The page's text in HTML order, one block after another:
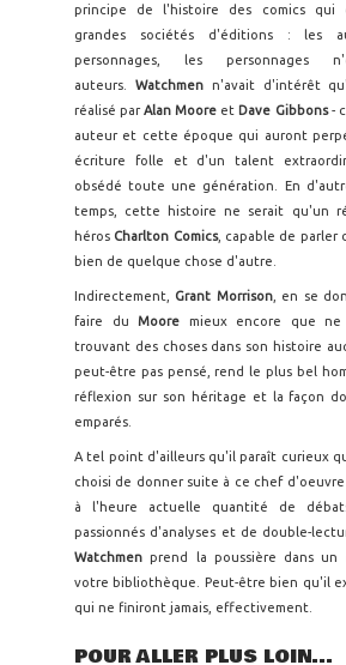
principe de l'histoire des comics qui
grandes sociétés d'éditions : les
personnages, les personnages
auteurs. Watchmenn'avait d'intérêt
réalisé parAlan Moore et Dave Gibbons-
auteur et cette époque qui auront
écriture folle et d'un talent
obsédé toute une génération. En
temps, cette histoire ne serait qu'un
héros Charlton Comics, capable de parler
bien de quelque chose d'autre.
Indirectement, Grant Morrison, en se
faire du Moore mieux encore que
trouvant des choses dans son histoire
peut-être pas pensé, rend le plus bel
réflexion sur son héritage et la façon
emparés.
A tel point d'ailleurs qu'il paraît curieux
choisi de donner suite à ce chef
à l'heure actuelle quantité de
passionnés d'analyses et de double-
Watchmen prend la poussière dans un
votre bibliothèque. Peut-être bien qu'il
qui ne finiront jamais, effectivement.
POUR ALLER PLUS LOIN...